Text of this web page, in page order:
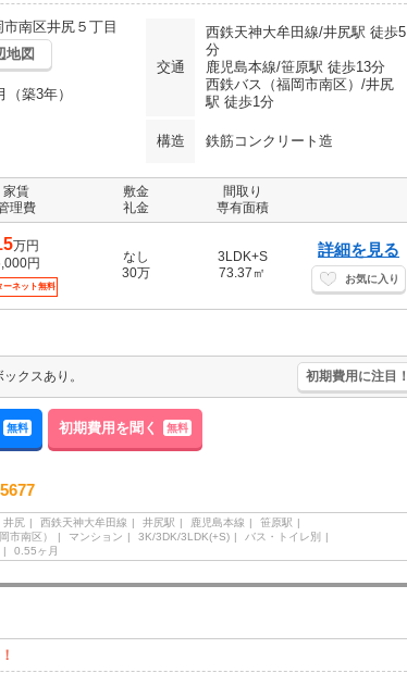
南区井尻５丁目
地図
交通
西鉄天神大牟田線/井尻駅 徒歩5
分
鹿児島本線/笹原駅 徒歩13分
西鉄バス（福岡市南区）/井尻
駅 徒歩1分
（築3年）
構造 鉄筋コンクリート造
家賃
理費
敷金
礼金
間取り
専有面積
万円
円
ーネット無料
なし
30万
3LDK+S
73.37㎡
詳細を見る
お気に入り
クスあり。 初期費用に注目！
無料 初期費用を聞く 無料
井尻 西鉄天神大牟田線 井尻駅 鹿児島本線
笹原駅
市南区）
マンション 3K/3DK/3LDK(+S)
バス・トイレ別
0.55ヶ月